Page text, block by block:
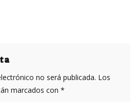
no será publicada. Los
marcados con *